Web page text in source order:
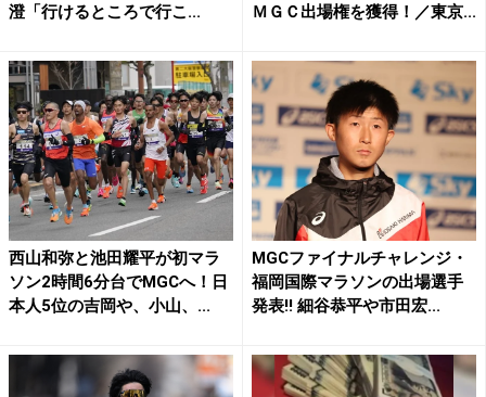
澄「行けるところで行こ...
ＭＧＣ出場権を獲得！／東京...
西山和弥と池田耀平が初マラ
ソン2時間6分台でMGCへ！日
本人5位の吉岡や、小山、...
MGCファイナルチャレンジ・
福岡国際マラソンの出場選手
発表!! 細谷恭平や市田宏...